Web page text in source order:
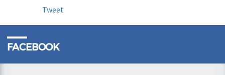
Tweet
FACEBOOK